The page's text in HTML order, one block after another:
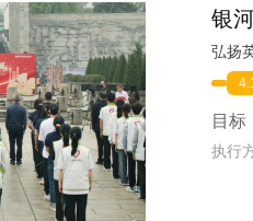
银
弘扬
目标
执行